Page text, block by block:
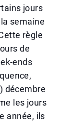
jours
semaine
règle
de
ends
décembre
les jours
année, ils